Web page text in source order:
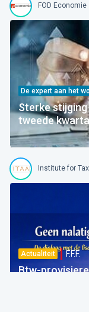
FOD Economie
De expert aan het
Sterke
tweede
Institute for
Actualiteit F.F.F.
Btw-